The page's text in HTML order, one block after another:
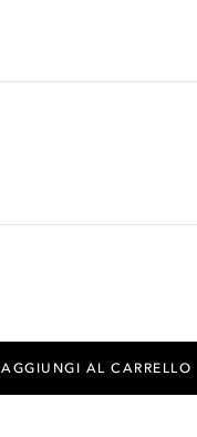
AGGIUNGI AL CARRELLO